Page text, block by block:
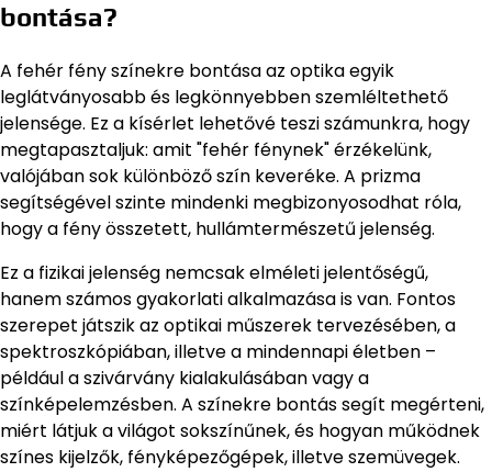
bontása?
A fehér fény színekre bontása az optika egyik
leglátványosabb és legkönnyebben szemléltethető
jelensége. Ez a kísérlet lehetővé teszi számunkra, hogy
megtapasztaljuk: amit "fehér fénynek" érzékelünk,
valójában sok különböző szín keveréke. A prizma
segítségével szinte mindenki megbizonyosodhat róla,
hogy a fény összetett, hullámtermészetű jelenség.
Ez a fizikai jelenség nemcsak elméleti jelentőségű,
hanem számos gyakorlati alkalmazása is van. Fontos
szerepet játszik az optikai műszerek tervezésében, a
spektroszkópiában, illetve a mindennapi életben –
például a szivárvány kialakulásában vagy a
színképelemzésben. A színekre bontás segít megérteni,
miért látjuk a világot sokszínűnek, és hogyan működnek
színes kijelzők, fényképezőgépek, illetve szemüvegek.